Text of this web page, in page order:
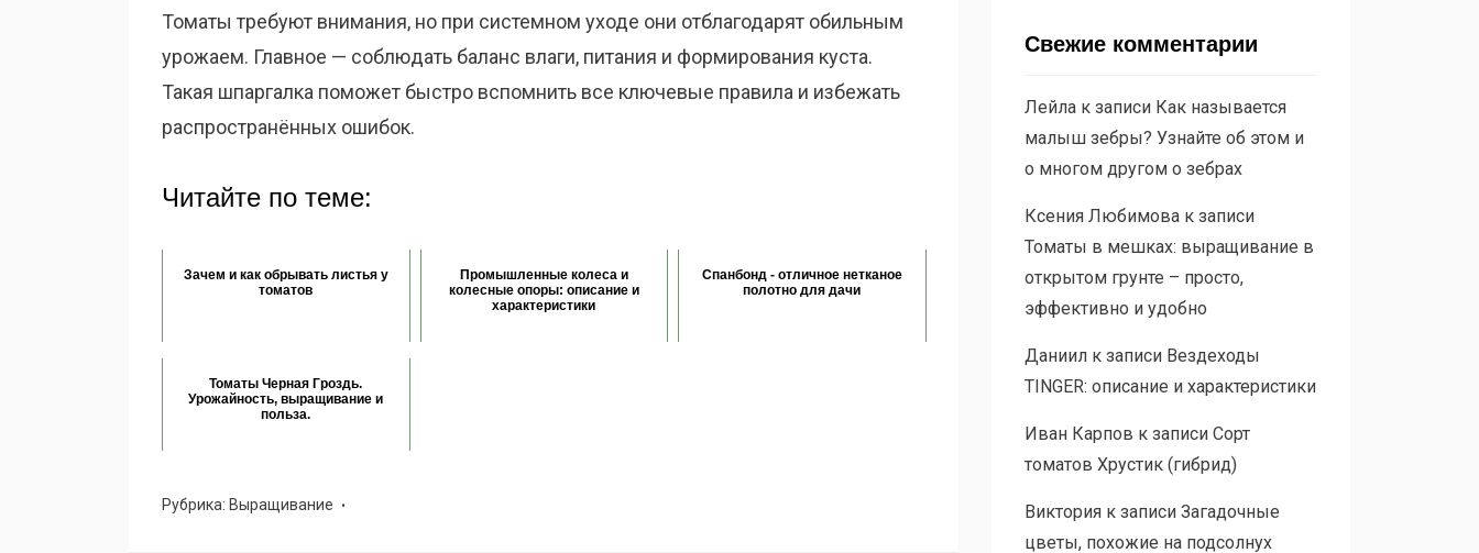
Томаты требуют внимания, но при системном уходе они отблагодарят обильным
урожаем. Главное — соблюдать баланс влаги, питания и формирования куста.
Такая шпаргалка поможет быстро вспомнить все ключевые правила и избежать
распространённых ошибок.
Читайте по теме:
Зачем и как обрывать листья у
томатов
Промышленные колеса и
колесные опоры: описание и
характеристики
Спанбонд - отличное нетканое
полотно для дачи
Томаты Черная Гроздь.
Урожайность, выращивание и
польза.
Рубрика: Выращивание
Свежие комментарии
Лейлак записи Как называется
малыш зебры? Узнайте об этом и
о многом другом о зебрах
Ксения Любимовак записи
Томаты в мешках: выращивание в
открытом грунте – просто,
эффективно и удобно
Даниилк записи Вездеходы
TINGER: описание и характеристики
Иван Карпов к записи Сорт
томатов Хрустик (гибрид)
Викторияк записи Загадочные
цветы, похожие на подсолнух